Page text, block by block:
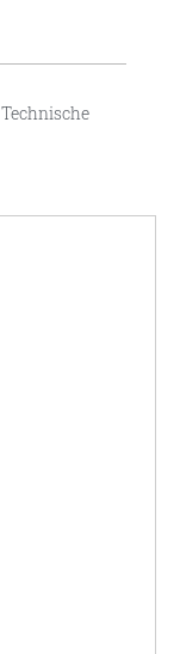
Technische